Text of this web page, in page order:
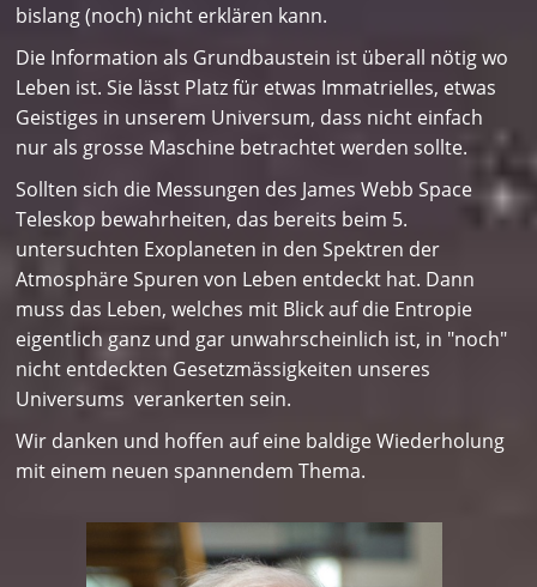
bislang (noch) nicht erklären kann.
Die Information als Grundbaustein ist überall nötig wo
Leben ist. Sie lässt Platz für etwas Immatrielles, etwas
Geistiges in unserem Universum, dass nicht einfach
nur als grosse Maschine betrachtet werden sollte.
Sollten sich die Messungen des James Webb Space
Teleskop bewahrheiten, das bereits beim 5.
untersuchten Exoplaneten in den Spektren der
Atmosphäre Spuren von Leben entdeckt hat. Dann
muss das Leben, welches mit Blick auf die Entropie
eigentlich ganz und gar unwahrscheinlich ist, in "noch"
nicht entdeckten Gesetzmässigkeiten unseres
Universums verankerten sein.
Wir danken und hoffen auf eine baldige Wiederholung
mit einem neuen spannendem Thema.